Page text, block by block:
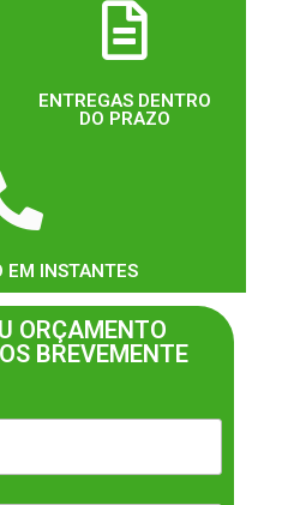
ENTREGAS DENTRO
DO PRAZO
EM INSTANTES
ORÇAMENTO
BREVEMENTE